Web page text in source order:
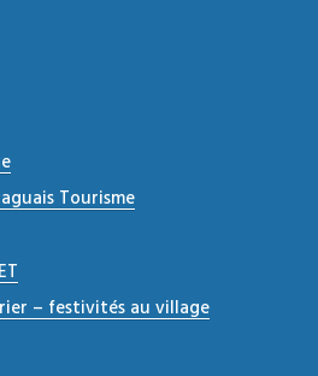
Tourisme
– festivités au village